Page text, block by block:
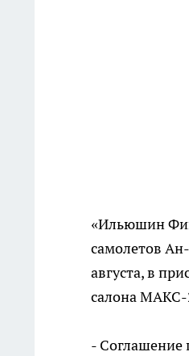
«Ильюшин
самолетов
августа, в
салона МАКС-
- Соглашение